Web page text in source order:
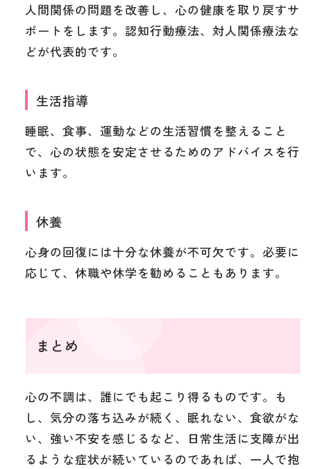
人間関係の問題を改善し、心の健康を取り戻すサ
ポートをします。認知行動療法、対人関係療法な
どが代表的です。
生活指導
睡眠、食事、運動などの生活習慣を整えること
で、心の状態を安定させるためのアドバイスを行
います。
休養
心身の回復には十分な休養が不可欠です。必要に
応じて、休職や休学を勧めることもあります。
まとめ
心の不調は、誰にでも起こり得るものです。も
し、気分の落ち込みが続く、眠れない、食欲がな
い、強い不安を感じるなど、日常生活に支障が出
るような症状が続いているのであれば、一人で抱